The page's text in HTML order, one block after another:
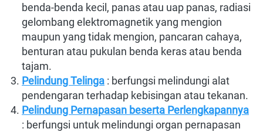
benda-benda kecil, panas atau uap panas, radiasi
gelombang elektromagnetik yang mengion
maupun yang tidak mengion, pancaran cahaya,
benturan atau pukulan benda keras atau benda
tajam.
Pelindung Telinga : berfungsi melindungi alat
pendengaran terhadap kebisingan atau tekanan.
Pelindung Pernapasan beserta Perlengkapannya
: berfungsi untuk melindungi organ pernapasan